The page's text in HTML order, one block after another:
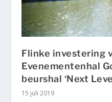
Flinke investering
Evenementenhal
beurshal ‘Next
15 juli 2019